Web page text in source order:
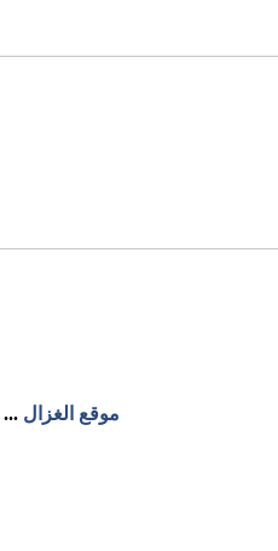
موقع الغزال ...